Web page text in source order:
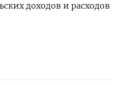
доходов и расходов